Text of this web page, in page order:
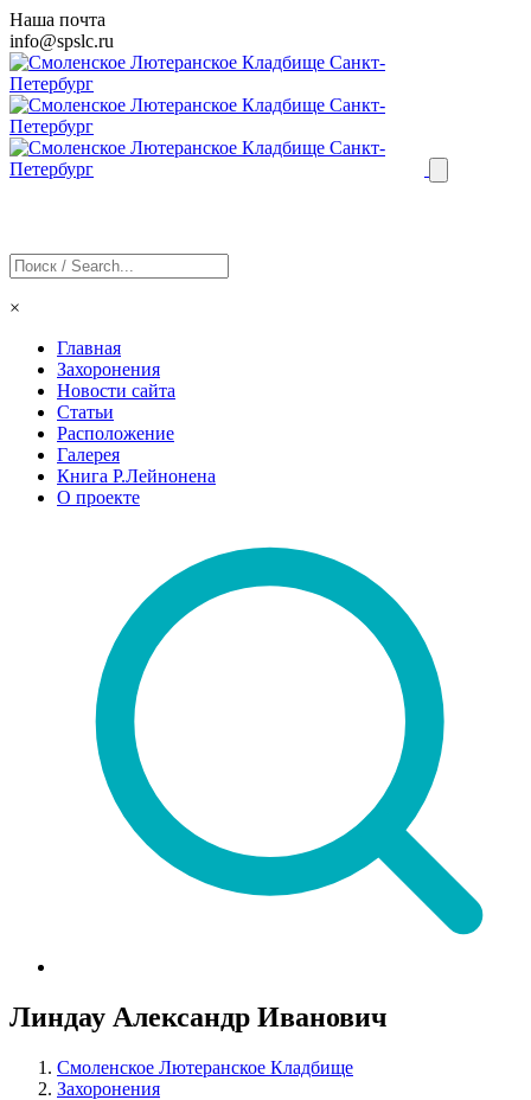
Наша почта
info@spslc.ru
×
Главная
Захоронения
Новости сайта
Статьи
Расположение
Галерея
Книга Р.Лейнонена
О проекте
Линдау Александр Иванович
Смоленское Лютеранское Кладбище
Захоронения